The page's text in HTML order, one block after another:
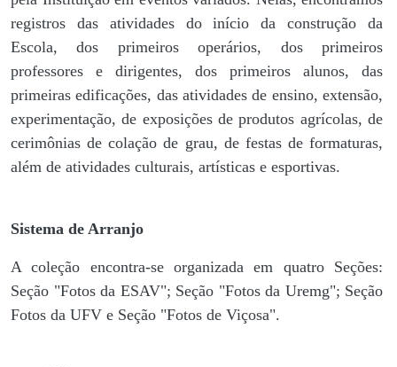
registros das atividades do início da construção da
Escola, dos primeiros operários, dos primeiros
professores e dirigentes, ​dos primeiros alunos, das
primeiras edificações, das atividades de ensino, extensão,
experimentação, de exposições de produtos agrícolas, de
cerimônias de colação de grau, de festas de formaturas,
além de atividades culturais, artísticas e esportivas.
Sistema de Arranjo
A coleção encontra-se organizada em quatro Seções:
Seção "Fotos da ESAV"; Seção "Fotos da Uremg"; Seção
Fotos da UFV e Seção "Fotos de Viçosa".